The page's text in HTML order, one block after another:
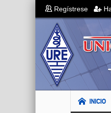
Regístrese
INICIO